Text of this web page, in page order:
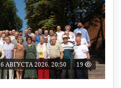
6 АВГУСТА 2026, 20:50 19